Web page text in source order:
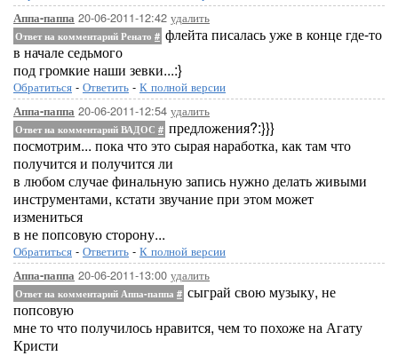
Аппа-паппа 20-06-2011-12:42 удалить
Ответ на комментарий Ренато # флейта писалась уже в конце где-то
в начале седьмого
под громкие наши зевки...:}
Обратиться - Ответить - К полной версии
Аппа-паппа 20-06-2011-12:54 удалить
Ответ на комментарий ВАДОС # предложения?:}}}
посмотрим... пока что это сырая наработка, как там что
получится и получится ли
в любом случае финальную запись нужно делать живыми
инструментами, кстати звучание при этом может
измениться
в не попсовую сторону...
Обратиться - Ответить - К полной версии
Аппа-паппа 20-06-2011-13:00 удалить
Ответ на комментарий Аппа-паппа # сыграй свою музыку, не
попсовую
мне то что получилось нравится, чем то похоже на Агату
Кристи